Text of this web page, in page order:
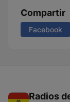
Compartir
Facebook
Radios